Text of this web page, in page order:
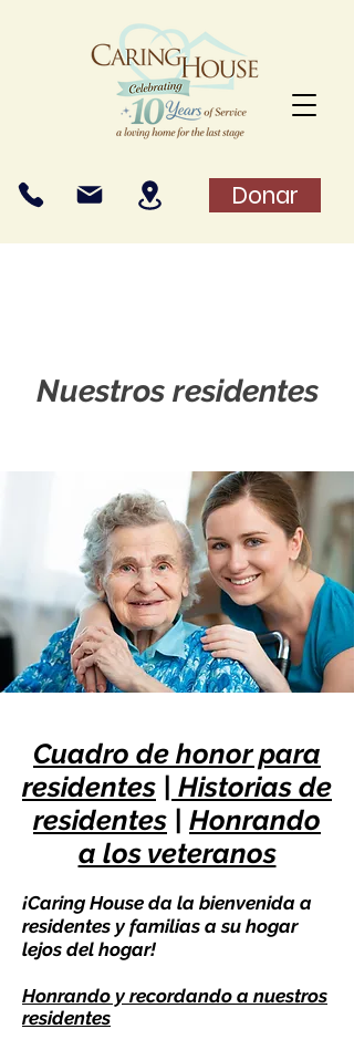
Donar
Nuestros residentes
Cuadro de honor para
residentes | Historias de
residentes | Honrando
a los veteranos
¡Caring House da la bienvenida a
residentes y familias a su hogar
lejos del hogar!
Honrando y recordando a nuestros
residentes